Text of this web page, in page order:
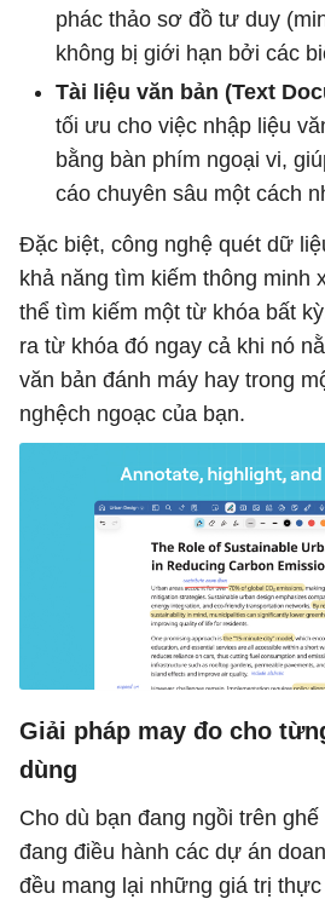
phác thảo sơ đồ tư duy
không bị giới hạn bởi các
Tài liệu văn bản (Text
tối ưu cho việc nhập liệu
bằng bàn phím ngoại vi,
cáo chuyên sâu một cách
Đặc biệt, công nghệ quét dữ
khả năng tìm kiếm thông minh
thể tìm kiếm một từ khóa bất
ra từ khóa đó ngay cả khi nó
văn bản đánh máy hay trong
nghệch ngoạc của bạn.
Giải pháp may đo cho
dùng
Cho dù bạn đang ngồi trên
đang điều hành các dự án
đều mang lại những giá trị